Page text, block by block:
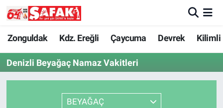
Zonguldak Kdz. Ereğli Çaycuma Devrek Kilimli
Denizli Beyağaç Namaz Vakitleri
BEYAĞAÇ
Zonguldak
Kdz. Ereğli
Zonguldak Nöbetçi Eczaneler
Zonguldak Hava Durumu